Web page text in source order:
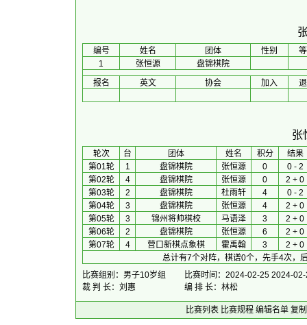
编号 姓名 团体 性别
1
张恒源
盘锦棋院
报名
英文 协会 加入
张
轮次 台 团体 姓名 积分
结果
第01轮
1 盘锦棋院 张恒源 0
0 - 2
第02轮
4 盘锦棋院 张恒源 0
2 + 0
第03轮
2 盘锦棋院 杜雨轩 4
0 - 2
第04轮
3 盘锦棋院 张恒源 4
2 + 0
第05轮
3 锦州将帅棋校 马语泽 3
2 + 0
第06轮
2 盘锦棋院 张恒源 6
2 + 0
第07轮
4 营口新棋点象棋 霍禹翰 3
2 + 0
总计有7个对阵，棋谱0个，先手4次，
比赛组别：男子10岁组
比赛时间：2024-02-25 2024-
裁 判 长：刘惠
编 排 长：林松
比赛列表 比赛规程 编辑名单 复